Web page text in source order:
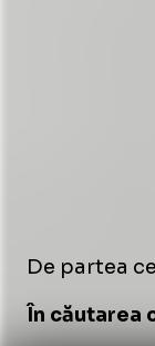
De partea
În căutarea